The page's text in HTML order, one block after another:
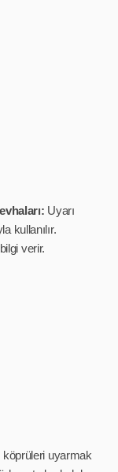
Uyarı
kullanılır.
verir.
köprüleri uyarmak